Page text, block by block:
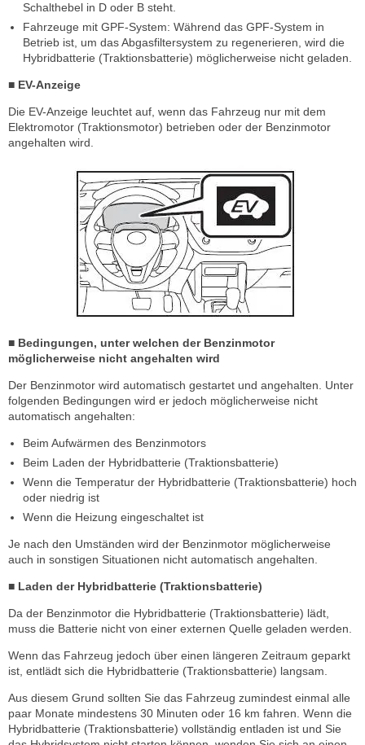
Schalthebel in D oder B steht.
Fahrzeuge mit GPF-System: Während das GPF-System in
Betrieb ist, um das Abgasfiltersystem zu regenerieren, wird die
Hybridbatterie (Traktionsbatterie) möglicherweise nicht geladen.
■ EV-Anzeige
Die EV-Anzeige leuchtet auf, wenn das Fahrzeug nur mit dem
Elektromotor (Traktionsmotor) betrieben oder der Benzinmotor
angehalten wird.
■ Bedingungen, unter welchen der Benzinmotor
möglicherweise nicht angehalten wird
Der Benzinmotor wird automatisch gestartet und angehalten. Unter
folgenden Bedingungen wird er jedoch möglicherweise nicht
automatisch angehalten:
Beim Aufwärmen des Benzinmotors
Beim Laden der Hybridbatterie (Traktionsbatterie)
Wenn die Temperatur der Hybridbatterie (Traktionsbatterie) hoch
oder niedrig ist
Wenn die Heizung eingeschaltet ist
Je nach den Umständen wird der Benzinmotor möglicherweise
auch in sonstigen Situationen nicht automatisch angehalten.
■ Laden der Hybridbatterie (Traktionsbatterie)
Da der Benzinmotor die Hybridbatterie (Traktionsbatterie) lädt,
muss die Batterie nicht von einer externen Quelle geladen werden.
Wenn das Fahrzeug jedoch über einen längeren Zeitraum geparkt
ist, entlädt sich die Hybridbatterie (Traktionsbatterie) langsam.
Aus diesem Grund sollten Sie das Fahrzeug zumindest einmal alle
paar Monate mindestens 30 Minuten oder 16 km fahren. Wenn die
Hybridbatterie (Traktionsbatterie) vollständig entladen ist und Sie